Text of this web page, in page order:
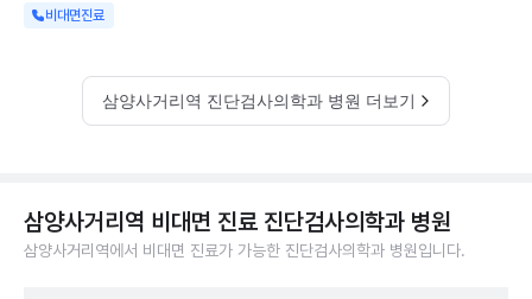
비대면진료
삼양사거리역 진단검사의학과 병원 더보기
삼양사거리역 비대면 진료 진단검사의학과 병원
삼양사거리역에서 비대면 진료가 가능한 진단검사의학과 병원입니다.